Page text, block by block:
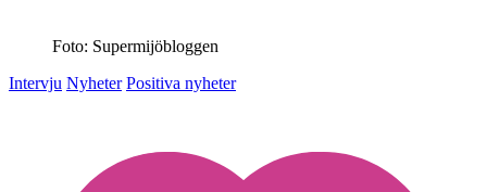
Foto: Supermijöbloggen
Intervju Nyheter Positiva nyheter